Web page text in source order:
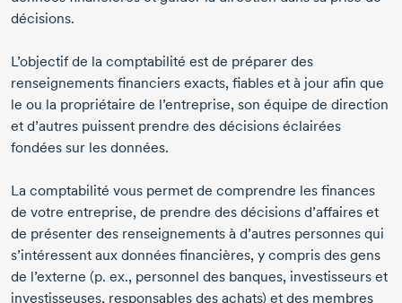
décisions.
L’objectif de la comptabilité est de préparer des
renseignements financiers exacts, fiables et à jour afin que
le ou la propriétaire de l’entreprise, son équipe de direction
et d’autres puissent prendre des décisions éclairées
fondées sur les données.
La comptabilité vous permet de comprendre les finances
de votre entreprise, de prendre des décisions d’affaires et
de présenter des renseignements à d’autres personnes qui
s’intéressent aux données financières, y compris des gens
de l’externe (p. ex., personnel des banques, investisseurs et
investisseuses, responsables des achats) et des membres